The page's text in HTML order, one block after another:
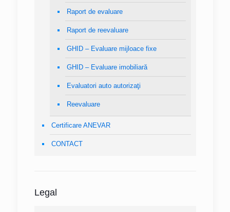
Raport de evaluare
Raport de reevaluare
GHID – Evaluare mijloace fixe
GHID – Evaluare imobiliară
Evaluatori auto autorizaţi
Reevaluare
Certificare ANEVAR
CONTACT
Legal